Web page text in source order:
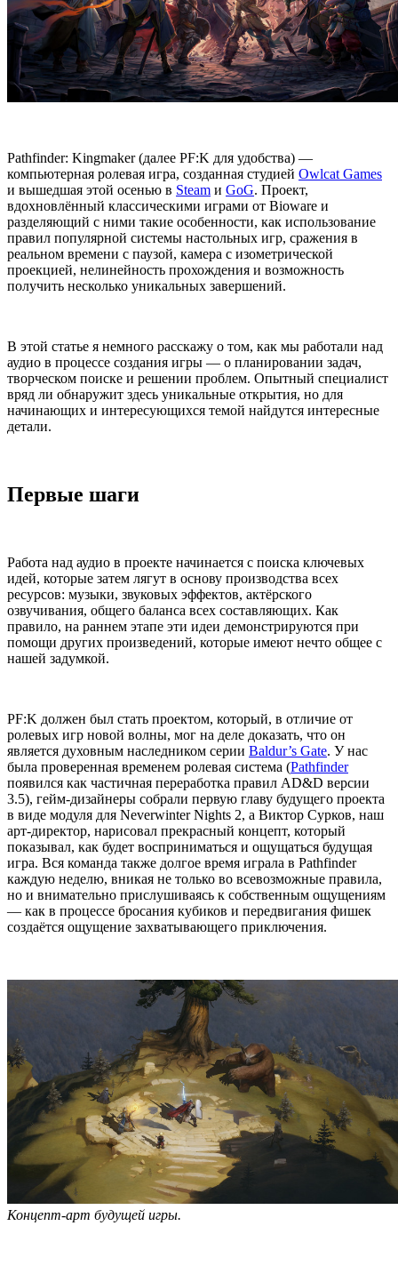
Pathfinder: Kingmaker (далее PF:K для удобства) —
компьютерная ролевая игра, созданная студией Owlcat Games
и вышедшая этой осенью в Steam и GoG. Проект,
вдохновлённый классическими играми от Bioware и
разделяющий с ними такие особенности, как использование
правил популярной системы настольных игр, сражения в
реальном времени с паузой, камера с изометрической
проекцией, нелинейность прохождения и возможность
получить несколько уникальных завершений.
В этой статье я немного расскажу о том, как мы работали над
аудио в процессе создания игры — о планировании задач,
творческом поиске и решении проблем. Опытный специалист
вряд ли обнаружит здесь уникальные открытия, но для
начинающих и интересующихся темой найдутся интересные
детали.
Первые шаги
Работа над аудио в проекте начинается с поиска ключевых
идей, которые затем лягут в основу производства всех
ресурсов: музыки, звуковых эффектов, актёрского
озвучивания, общего баланса всех составляющих. Как
правило, на раннем этапе эти идеи демонстрируются при
помощи других произведений, которые имеют нечто общее с
нашей задумкой.
PF:K должен был стать проектом, который, в отличие от
ролевых игр новой волны, мог на деле доказать, что он
является духовным наследником серии Baldur’s Gate. У нас
была проверенная временем ролевая система (Pathfinder
появился как частичная переработка правил AD&D версии
3.5), гейм-дизайнеры собрали первую главу будущего проекта
в виде модуля для Neverwinter Nights 2, а Виктор Сурков, наш
арт-директор, нарисовал прекрасный концепт, который
показывал, как будет восприниматься и ощущаться будущая
игра. Вся команда также долгое время играла в Pathfinder
каждую неделю, вникая не только во всевозможные правила,
но и внимательно прислушиваясь к собственным ощущениям
— как в процессе бросания кубиков и передвигания фишек
создаётся ощущение захватывающего приключения.
Концепт-арт будущей игры.